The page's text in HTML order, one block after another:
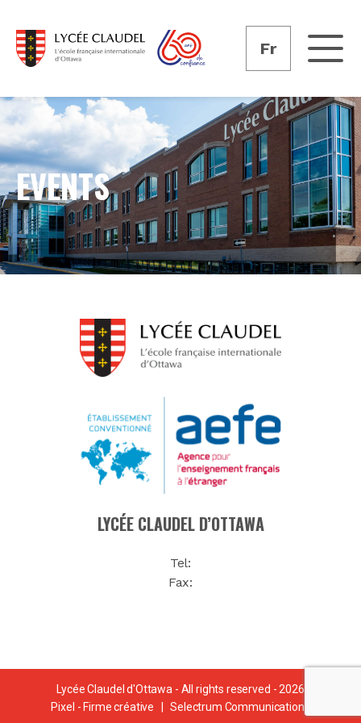
Fr
EVENTS
LYCÉE CLAUDEL D’OTTAWA
Tel:
Fax:
Lycée Claudel d'Ottawa - All rights reserved - 2026
Pixel - Firme créative |Selectrum Communications